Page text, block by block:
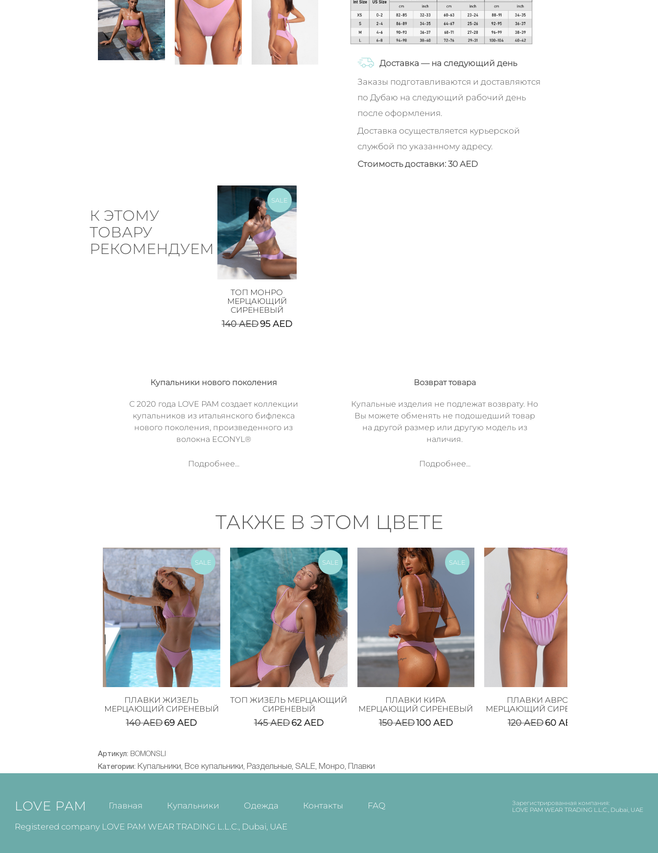
Доставка — на следующий день
Заказы подготавливаются и доставляются
по Дубаю на следующий рабочий день
после оформления.
Доставка осуществляется курьерской
службой по указанному адресу.
Стоимость доставки: 30 AED
К ЭТОМУ
ТОВАРУ
РЕКОМЕНДУЕМ
SALE
ТОП МОНРО
МЕРЦАЮЩИЙ
СИРЕНЕВЫЙ
140AED95 AED
Купальники нового поколения
C 2020 года LOVE PAM создает коллекции
купальников из итальянского бифлекса
нового поколения, произведенного из
волокна ECONYL®
Подробнее...
Возврат товара
Купальные изделия не подлежат возврату. Но
Вы можете обменять не подошедший товар
на другой размер или другую модель из
наличия.
Подробнее...
ТАКЖЕ В ЭТОМ ЦВЕТЕ
SALE
ПЛАВКИ ЖИЗЕЛЬ
МЕРЦАЮЩИЙ СИРЕНЕВЫЙ
140AED69AED
SALE
ТОП ЖИЗЕЛЬ МЕРЦАЮЩИЙ
СИРЕНЕВЫЙ
145AED62AED
SALE
ПЛАВКИ КИРА
МЕРЦАЮЩИЙ СИРЕНЕВЫЙ
150AED100 AED
ПЛАВКИ АВРОРА
МЕРЦАЮЩИЙ СИРЕНЕВЫЙ
120AED60AED
Артикул: BOMONSLI
Категории: Купальники Все купальники Раздельные SALE Монро Плавки
LOVE PAM Главная Купальники Одежда Контакты FAQ
Зарегистрированная компания:
LOVE PAM WEAR TRADING L.L.C., Dubai, UAE
Registered company LOVE PAM WEAR TRADING L.L.C., Dubai, UAE